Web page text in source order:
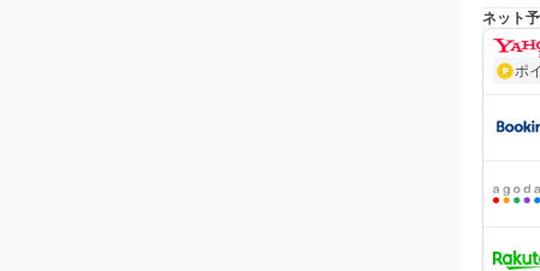
ネット
ポ